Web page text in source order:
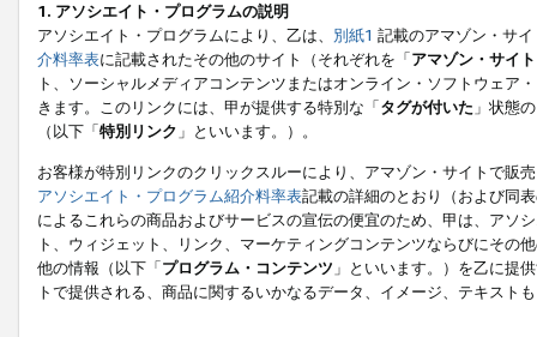
1. アソシエイト・プログラムの説明
アソシエイト・プログラムにより、乙は、 別紙1 記載のアマゾン・サ
介料率表に記載されたその他のサイト（それぞれを「アマゾン・サイト
ト、ソーシャルメディアコンテンツまたはオンライン・ソフトウェア
きます。このリンクには、甲が提供する特別な「タグが付いた 」状態
（以下「特別リンク 」といいます。）。
お客様が特別リンクのクリックスルーにより、アマゾン・サイトで販
アソシエイト・プログラム紹介料率表記載の詳細のとおり（および同
によるこれらの商品およびサービスの宣伝の便宜のため、甲は、アソ
ト、ウィジェット、リンク、マーケティングコンテンツならびにその
他の情報（以下「プログラム・コンテンツ 」といいます。）を乙に提
トで提供される、商品に関するいかなるデータ、イメージ、テキス